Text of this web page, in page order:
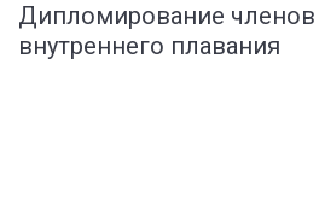
Дипломирование
внутреннего плавания